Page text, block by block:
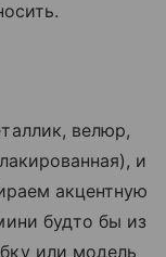
велюр,
и
акцентную
будто бы из
или модель